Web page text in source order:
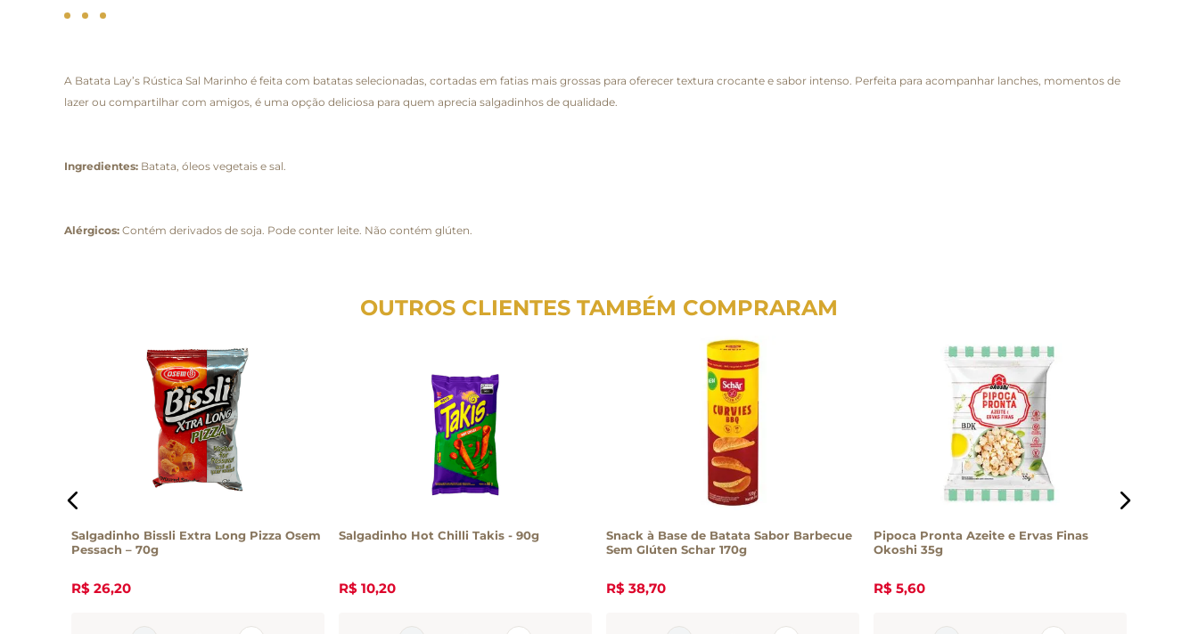
A Batata Lay’s Rústica Sal Marinho é feita com batatas selecionadas, cortadas em fatias mais grossas para oferecer textura crocante e sabor intenso. Perfeita para acompanhar lanches, momentos de
lazer ou compartilhar com amigos, é uma opção deliciosa para quem aprecia salgadinhos de qualidade.
Ingredientes: Batata, óleos vegetais e sal.
Alérgicos: Contém derivados de soja. Pode conter leite. Não contém glúten.
OUTROS CLIENTES TAMBÉM COMPRARAM
Salgadinho Bissli Extra Long Pizza Osem
Pessach – 70g
R$ 26,20
Salgadinho Hot Chilli Takis - 90g
R$ 10,20
Snack à Base de Batata Sabor Barbecue
Sem Glúten Schar 170g
R$ 38,70
Pipoca Pronta Azeite e Ervas Finas
Okoshi 35g
R$ 5,60